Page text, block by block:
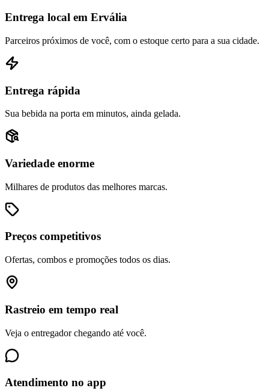
Entrega local em Ervália
Parceiros próximos de você, com o estoque certo para a sua cidade.
Entrega rápida
Sua bebida na porta em minutos, ainda gelada.
Variedade enorme
Milhares de produtos das melhores marcas.
Preços competitivos
Ofertas, combos e promoções todos os dias.
Rastreio em tempo real
Veja o entregador chegando até você.
Atendimento no app